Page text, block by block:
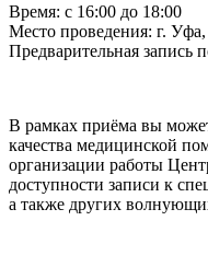
Время: с 16:00 до 18:00
Место проведения: г. Уфа,
Предварительная запись
В рамках приёма вы
качества медицинской
организации работы
доступности записи к
а также других